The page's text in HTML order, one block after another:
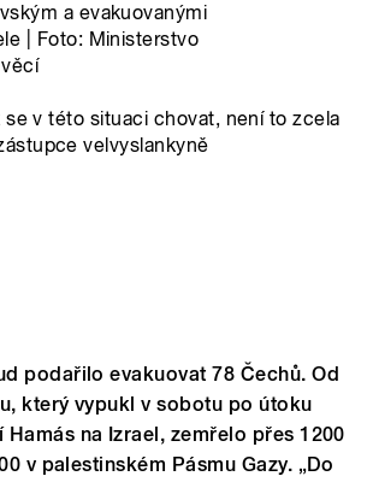
a evakuovanými
| Foto: Ministerstvo
se v této situaci chovat, není to zcela
velvyslankyně
podařilo evakuovat 78 Čechů. Od
který vypukl v sobotu po útoku
na Izrael, zemřelo přes 1200
v palestinském Pásmu Gazy. „Do